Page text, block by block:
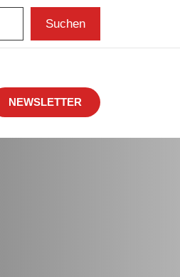
Suchen
NEWSLETTER